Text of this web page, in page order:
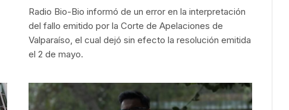
Radio Bio-Bio informó de un error en la interpretación
del fallo emitido por la Corte de Apelaciones de
Valparaíso, el cual dejó sin efecto la resolución emitida
el 2 de mayo.